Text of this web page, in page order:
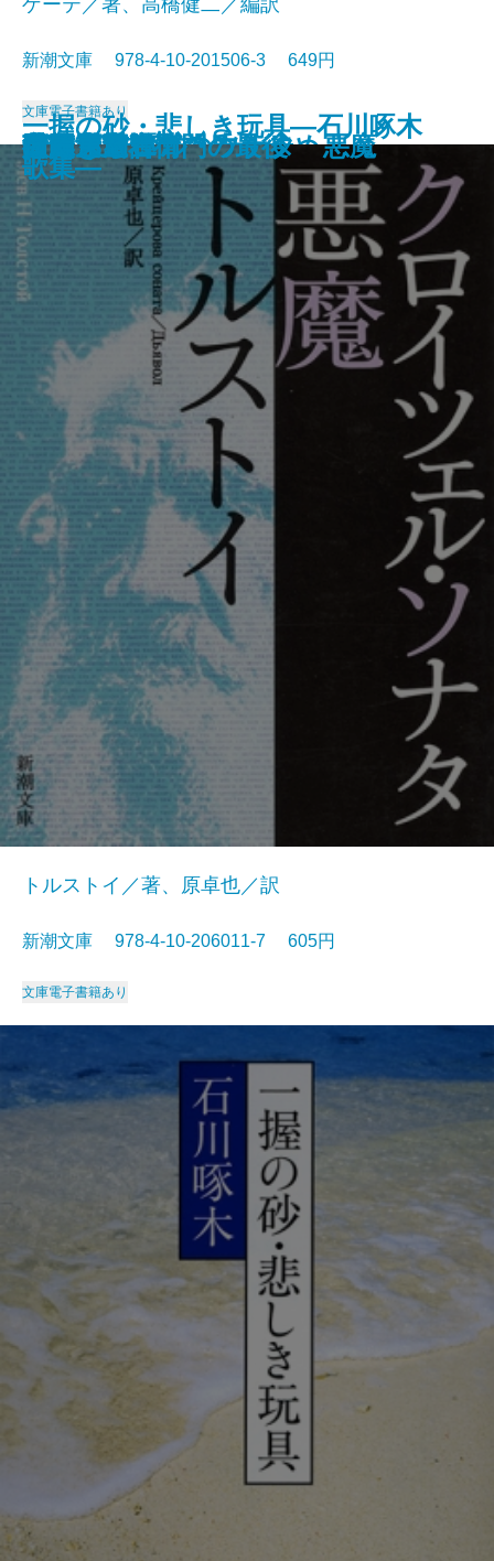
愛と死
絵のない絵本
田舎教師
変身
硝子戸の中
田園交響楽
倫敦塔・幻影の盾
光あるうち光の中を歩め
真理先生
ゲーテ格言集
ゲーテ／著、高橋健二／編訳
新潮文庫 978-4-10-201506-3 649円
文庫電子書籍あり
クロイツェル・ソナタ 悪魔
トルストイ／著、原卓也／訳
新潮文庫 978-4-10-206011-7 605円
文庫電子書籍あり
一握の砂・悲しき玩具―石川啄木
歌集―
行人
人間ぎらい
蒲団・重右衛門の最後
こころ
白鯨〔下〕
白鯨〔上〕
彼岸過迄
ぼく東綺譚